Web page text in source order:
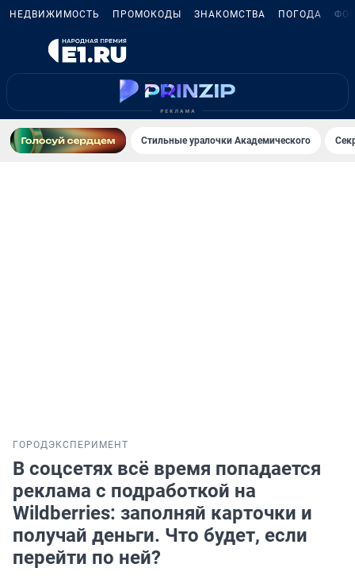
НЕДВИЖИМОСТЬ ПРОМОКОДЫ ЗНАКОМСТВА ПОГОДА
Стильные уралочки Академического
ГОРОДЭКСПЕРИМЕНТ
В соцсетях всё время попадается
реклама с подработкой на
Wildberries: заполняй карточки и
получай деньги. Что будет, если
перейти по ней?